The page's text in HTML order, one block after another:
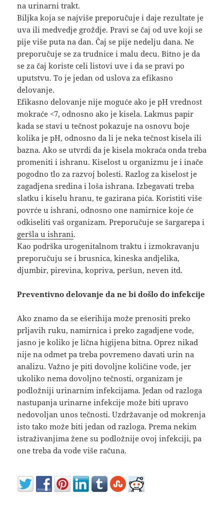
na urinarni trakt.
Biljka koja se najviše preporučuje i daje rezultate je
uva ili medvedje groždje. Pravi se čaj od uve koji se
pije više puta na dan. Čaj se pije nedelju dana. Ne
preporučuje se za trudnice i malu decu. Bitno je da
se za čaj koriste celi listovi uve i da se pravi po
uputstvu. To je jedan od uslova za efikasno
delovanje.
Efikasno delovanje nije moguće ako je pH vrednost
mokraće <7, odnosno ako je kisela. Lakmus papir
kada se stavi u tečnost pokazuje na osnovu boje
kolika je pH, odnosno da li je neka tečnost kisela ili
bazna. Ako se utvrdi da je kisela mokraća onda treba
promeniti i ishranu. Kiselost u organizmu je i inače
pogodno tlo za razvoj bolesti. Razlog za kiselost je
zagadjena sredina i loša ishrana. Izbegavati treba
slatku i kiselu hranu, te gazirana pića. Koristiti više
povrće u ishrani, odnosno one namirnice koje će
odkiseliti vaš organizam. Preporučuje se šargarepa i
geršla u ishrani.
Kao podrška urogenitalnom traktu i izmokravanju
preporučuju se i brusnica, kineska andjelika,
djumbir, pirevina, kopriva, peršun, neven itd.
Preventivno delovanje da ne bi došlo do infekcije
Ako znamo da se ešerihija može prenositi preko
prljavih ruku, namirnica i preko zagadjene vode,
jasno je koliko je lična higijena bitna. Oprez nikad
nije na odmet pa treba povremeno davati urin na
analizu. Važno je piti dovoljne količine vode, jer
ukoliko nema dovoljno tečnosti, organizam je
podložniji urinarnim infekcijama. Jedan od razloga
nastupanja urinarne infekcije može biti upravo
nedovoljan unos tečnosti. Uzdržavanje od mokrenja
isto tako može biti jedan od razloga. Prema nekim
istraživanjima žene su podložnije ovoj infekciji, pa
one treba da vode više računa.